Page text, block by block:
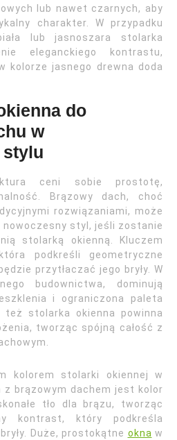
lub nawet czarnych, aby
charakter. W przypadku
lub jasnoszara stolarka
eleganckiego kontrastu,
kolorze jasnego drewna doda
do
w
stylu
ceni sobie prostotę,
Brązowy dach, choć
rozwiązaniami, może
nowoczesny styl, jeśli zostanie
stolarką okienną. Kluczem
podkreśli geometryczne
przytłaczać jego bryły. W
budownictwa, dominują
i ograniczona paleta
też stolarka okienna powinna
tworząc spójną całość z
kolorem stolarki okiennej w
z brązowym dachem jest kolor
tło dla brązu, tworząc
kontrast, który podkreśla
Duże, prostokątne okna w